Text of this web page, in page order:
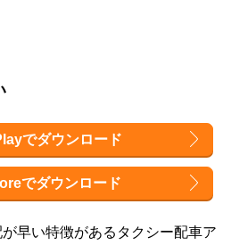
でダウンロード
でダウンロード
早い特徴があるタクシー配車ア